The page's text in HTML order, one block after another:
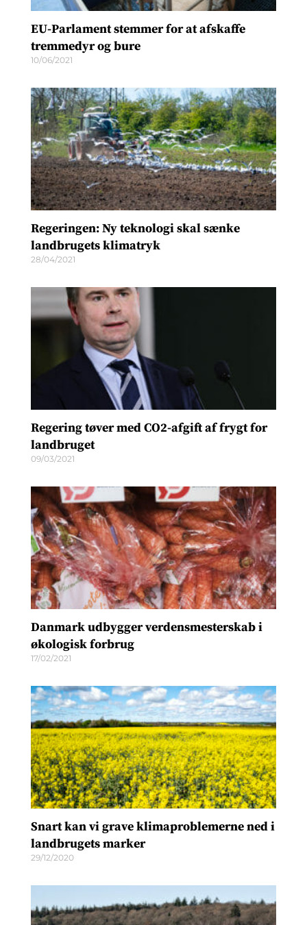
EU-Parlament stemmer for at afskaffe
tremmedyr og bure
10/06/2021
Regeringen: Ny teknologi skal sænke
landbrugets klimatryk
28/04/2021
Regering tøver med CO2-afgift af frygt for
landbruget
09/03/2021
Danmark udbygger verdensmesterskab i
økologisk forbrug
17/02/2021
Snart kan vi grave klimaproblemerne ned i
landbrugets marker
29/12/2020